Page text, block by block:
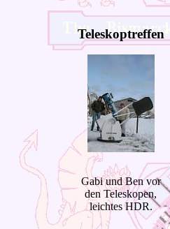
Teleskoptreffen
Gabi und Ben vor
den Teleskopen,
leichtes HDR.